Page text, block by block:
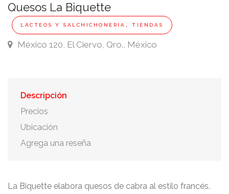
Quesos La Biquette
LÁCTEOS Y SALCHICHONERÍA , TIENDAS
México 120, El Ciervo, Qro., México
Descripción
Precios
Ubicación
Agrega una reseña
La Biquette elabora quesos de cabra al estilo francés.